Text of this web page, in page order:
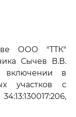
ООО "ТТК"
Сычев В.В.
включении в
участков с